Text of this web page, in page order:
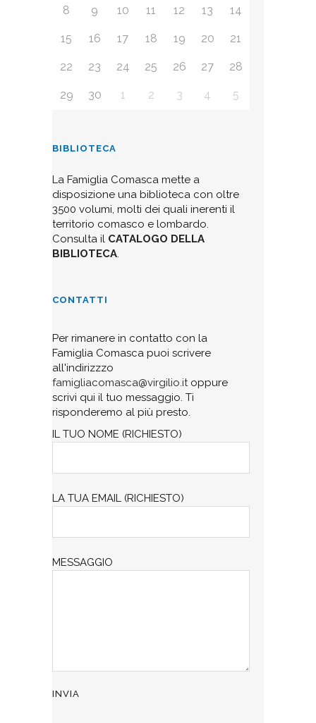
8 9 10 11 12 13 14
15 16 17 18 19 20 21
22 23 24 25 26 27 28
29 30 1 2 3 4 5
BIBLIOTECA
La Famiglia Comasca mette a
disposizione una biblioteca con oltre
3500 volumi, molti dei quali inerenti il
territorio comasco e lombardo.
Consulta il CATALOGO DELLA
BIBLIOTECA.
CONTATTI
Per rimanere in contatto con la
Famiglia Comasca puoi scrivere
all'indirizzzo
famigliacomasca@virgilio.itoppure
scrivi qui il tuo messaggio. Ti
risponderemo al più presto.
IL TUO NOME (RICHIESTO)
LA TUA EMAIL (RICHIESTO)
MESSAGGIO